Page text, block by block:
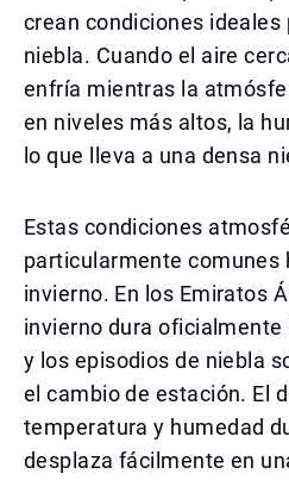
crean condiciones ideales
niebla. Cuando el aire
enfría mientras la
en niveles más altos, la
lo que lleva a una densa
Estas condiciones
particularmente comunes
invierno. En los Emiratos
invierno dura oficialmente
y los episodios de niebla
el cambio de estación. El
temperatura y humedad
desplaza fácilmente en